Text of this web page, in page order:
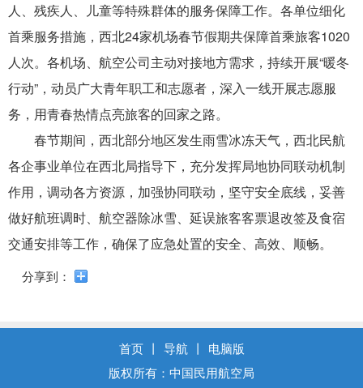
人、残疾人、儿童等特殊群体的服务保障工作。各单位细化
首乘服务措施，西北24家机场春节假期共保障首乘旅客1020
人次。各机场、航空公司主动对接地方需求，持续开展“暖冬
行动”，动员广大青年职工和志愿者，深入一线开展志愿服
务，用青春热情点亮旅客的回家之路。
春节期间，西北部分地区发生雨雪冰冻天气，西北民航
各企事业单位在西北局指导下，充分发挥局地协同联动机制
作用，调动各方资源，加强协同联动，坚守安全底线，妥善
做好航班调时、航空器除冰雪、延误旅客客票退改签及食宿
交通安排等工作，确保了应急处置的安全、高效、顺畅。
分享到：
首页 丨 导航 丨
电脑版
版权所有：中国民用航空局